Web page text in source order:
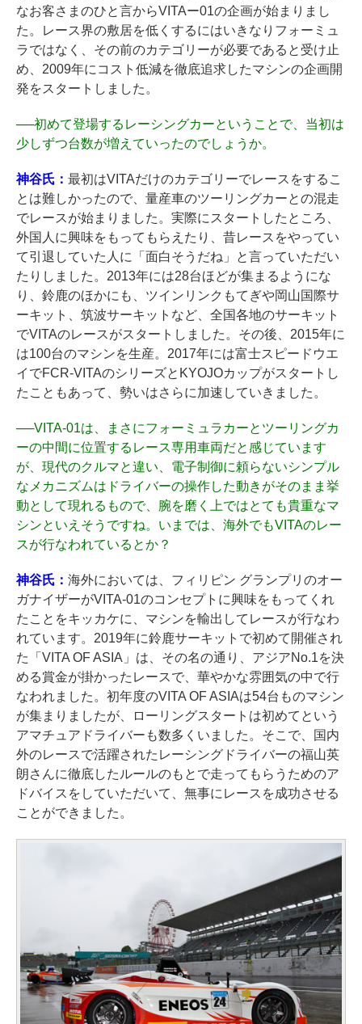
なお客さまのひと言からVITAー01の企画が始まりまし
た。レース界の敷居を低くするにはいきなりフォーミュ
ラではなく、その前のカテゴリーが必要であると受け止
め、2009年にコスト低減を徹底追求したマシンの企画開
発をスタートしました。
──初めて登場するレーシングカーということで、当初は
少しずつ台数が増えていったのでしょうか。
神谷氏： 最初はVITAだけのカテゴリーでレースをするこ
とは難しかったので、量産車のツーリングカーとの混走
でレースが始まりました。実際にスタートしたところ、
外国人に興味をもってもらえたり、昔レースをやってい
て引退していた人に「面白そうだね」と言っていただい
たりしました。2013年には28台ほどが集まるようにな
り、鈴鹿のほかにも、ツインリンクもてぎや岡山国際サ
ーキット、筑波サーキットなど、全国各地のサーキット
でVITAのレースがスタートしました。その後、2015年に
は100台のマシンを生産。2017年には富士スピードウエ
イでFCR-VITAのシリーズとKYOJOカップがスタートし
たこともあって、勢いはさらに加速していきました。
──VITA-01は、まさにフォーミュラカーとツーリングカ
ーの中間に位置するレース専用車両だと感じています
が、現代のクルマと違い、電子制御に頼らないシンプル
なメカニズムはドライバーの操作した動きがそのまま挙
動として現れるもので、腕を磨く上ではとても貴重なマ
シンといえそうですね。いまでは、海外でもVITAのレー
スが行なわれているとか？
神谷氏： 海外においては、フィリピン グランプリのオー
ガナイザーがVITA-01のコンセプトに興味をもってくれ
たことをキッカケに、マシンを輸出してレースが行なわ
れています。2019年に鈴鹿サーキットで初めて開催され
た「VITA OF ASIA」は、その名の通り、アジアNo.1を決
める賞金が掛かったレースで、華やかな雰囲気の中で行
なわれました。初年度のVITA OF ASIAは54台ものマシン
が集まりましたが、ローリングスタートは初めてという
アマチュアドライバーも数多くいました。そこで、国内
外のレースで活躍されたレーシングドライバーの福山英
朗さんに徹底したルールのもとで走ってもらうためのア
ドバイスをしていただいて、無事にレースを成功させる
ことができました。